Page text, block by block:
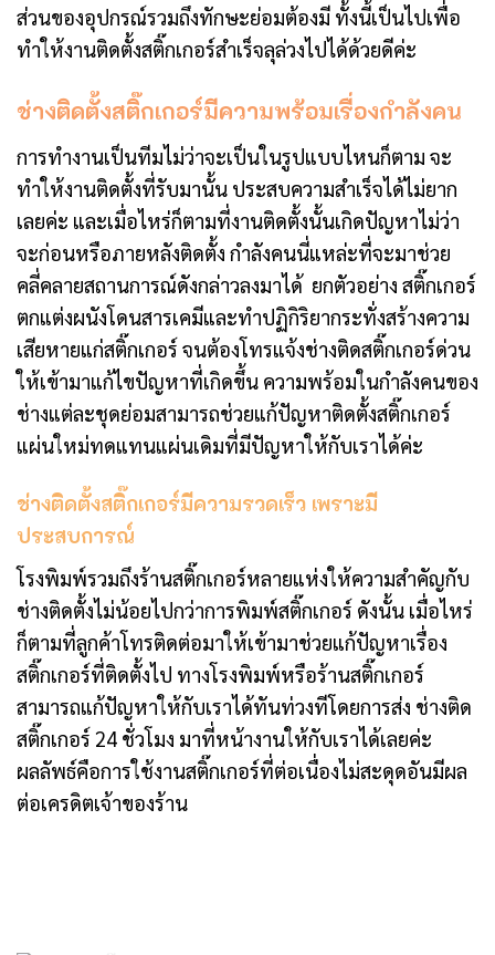
ส่วนของอุปกรณ์รวมถึงทักษะย่อมต้องมี ทั้งนี้เป็นไปเพื่อ
ทำให้งานติดตั้งสติ๊กเกอร์สำเร็จลุล่วงไปได้ด้วยดีค่ะ
ช่างติดตั้งสติ๊กเกอร์มีความพร้อมเรื่องกำลังคน
การทำงานเป็นทีมไม่ว่าจะเป็นในรูปแบบไหนก็ตาม จะ
ทำให้งานติดตั้งที่รับมานั้น ประสบความสำเร็จได้ไม่ยาก
เลยค่ะ และเมื่อไหร่ก็ตามที่งานติดตั้งนั้นเกิดปัญหาไม่ว่า
จะก่อนหรือภายหลังติดตั้ง กำลังคนนี่แหล่ะที่จะมาช่วย
คลี่คลายสถานการณ์ดังกล่าวลงมาได้ ยกตัวอย่าง สติ๊กเกอร์
ตกแต่งผนังโดนสารเคมีและทำปฏิกิริยากระทั่งสร้างความ
เสียหายแก่สติ๊กเกอร์ จนต้องโทรแจ้งช่างติดสติ๊กเกอร์ด่วน
ให้เข้ามาแก้ไขปัญหาที่เกิดขึ้น ความพร้อมในกำลังคนของ
ช่างแต่ละชุดย่อมสามารถช่วยแก้ปัญหาติดตั้งสติ๊กเกอร์
แผ่นใหม่ทดแทนแผ่นเดิมที่มีปัญหาให้กับเราได้ค่ะ
ช่างติดตั้งสติ๊กเกอร์มีความรวดเร็ว เพราะมี
ประสบการณ์
โรงพิมพ์รวมถึงร้านสติ๊กเกอร์หลายแห่งให้ความสำคัญกับ
ช่างติดตั้งไม่น้อยไปกว่าการพิมพ์สติ๊กเกอร์ ดังนั้น เมื่อไหร่
ก็ตามที่ลูกค้าโทรติดต่อมาให้เข้ามาช่วยแก้ปัญหาเรื่อง
สติ๊กเกอร์ที่ติดตั้งไป ทางโรงพิมพ์หรือร้านสติ๊กเกอร์
สามารถแก้ปัญหาให้กับเราได้ทันท่วงทีโดยการส่ง ช่างติด
สติ๊กเกอร์ 24 ชั่วโมง มาที่หน้างานให้กับเราได้เลยค่ะ
ผลลัพธ์คือการใช้งานสติ๊กเกอร์ที่ต่อเนื่องไม่สะดุดอันมีผล
ต่อเครดิตเจ้าของร้าน